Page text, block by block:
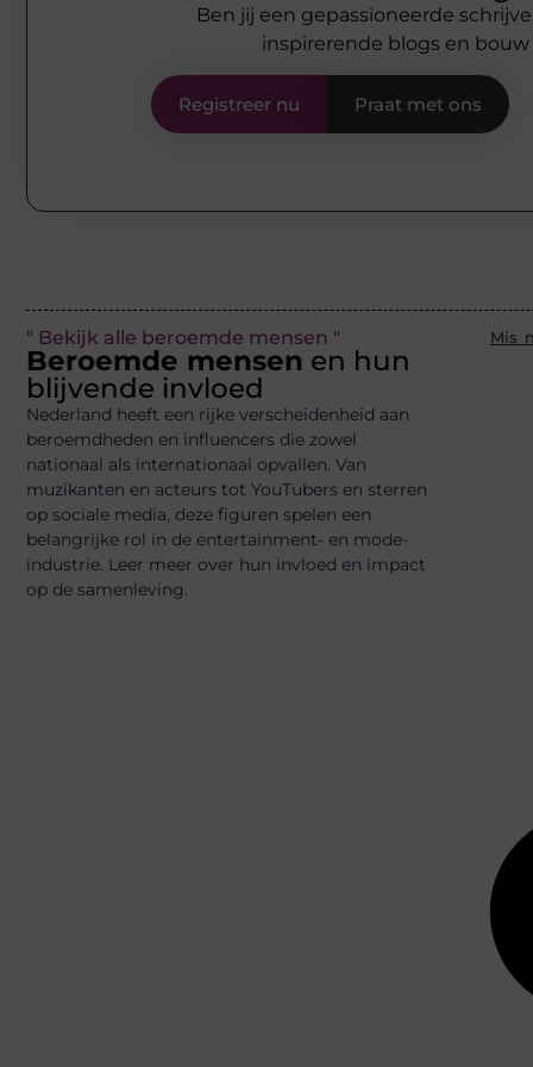
Ben jij een gepassioneerde
inspirerende blogs en
Registreer nu Praat met ons
" Bekijk alle beroemde mensen "
Beroemde mensen en hun
blijvende invloed
Nederland heeft een rijke verscheidenheid aan
beroemdheden en influencers die zowel
nationaal als internationaal opvallen. Van
muzikanten en acteurs tot YouTubers en sterren
op sociale media, deze figuren spelen een
belangrijke rol in de entertainment- en mode-
industrie. Leer meer over hun invloed en impact
op de samenleving.
Mis